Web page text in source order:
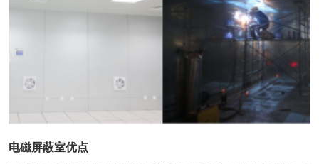
电磁屏蔽室优点